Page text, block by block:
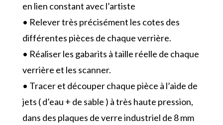
en lien constant avec l’artiste
• Relever très précisément les cotes des
différentes pièces de chaque verrière.
• Réaliser les gabarits à taille réelle de chaque
verrière et les scanner.
• Tracer et découper chaque pièce à l’aide de
jets ( d’eau + de sable ) à très haute pression,
dans des plaques de verre industriel de 8 mm